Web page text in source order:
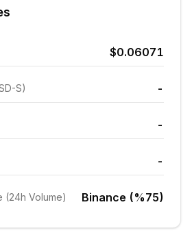
$0.06071
S) -
-
-
(24h Volume) Binance (%75)